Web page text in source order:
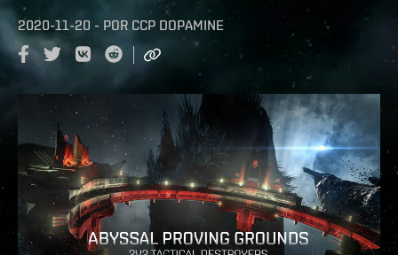
2020-11-20 - POR CCP DOPAMINE